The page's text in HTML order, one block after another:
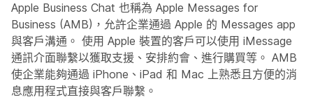
Apple Business Chat 也稱為 Apple Messages for
Business (AMB)，允許企業通過 Apple 的 Messages app
與客戶溝通。 使用 Apple 裝置的客戶可以使用 iMessage
通訊介面聯繫以獲取支援、安排約會、進行購買等。 AMB
使企業能夠通過 iPhone、iPad 和 Mac 上熟悉且方便的消
息應用程式直接與客戶聯繫。